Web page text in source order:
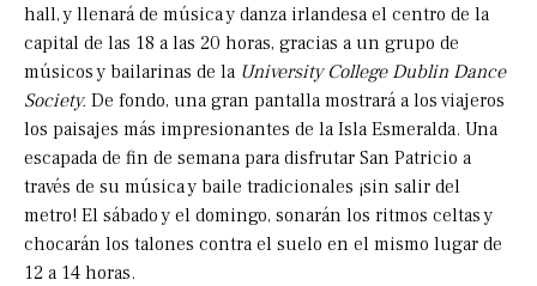
hall, y llenará de música y danza irlandesa el centro de la
capital de las 18 a las 20 horas, gracias a un grupo de
músicos y bailarinas de la University College Dublin Dance
Society. De fondo, una gran pantalla mostrará a los viajeros
los paisajes más impresionantes de la Isla Esmeralda. Una
escapada de fin de semana para disfrutar San Patricio a
través de su música y baile tradicionales ¡sin salir del
metro! El sábado y el domingo, sonarán los ritmos celtas y
chocarán los talones contra el suelo en el mismo lugar de
12 a 14 horas.